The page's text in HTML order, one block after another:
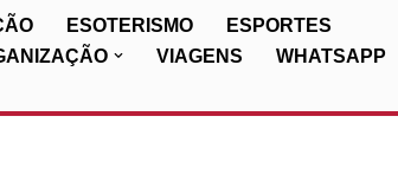
ESOTERISMO
ESPORTES
VIAGENS
WHATSAPP